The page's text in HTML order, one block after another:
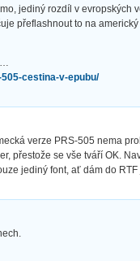
jediný rozdíl v evropských
přeflashnout to na
cestina-v-epubu/
verze PRS-505 nema
přestože se vše tváří OK.
jediný font, ať dám do